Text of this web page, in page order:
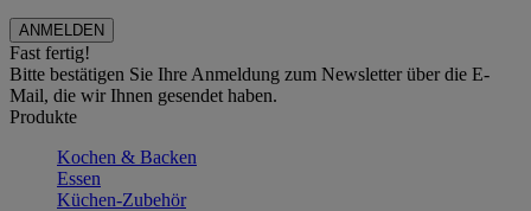
Fast fertig!
Bitte bestätigen Sie Ihre Anmeldung zum Newsletter über die E-
Mail, die wir Ihnen gesendet haben.
Produkte
Kochen & Backen
Essen
Küchen-Zubehör